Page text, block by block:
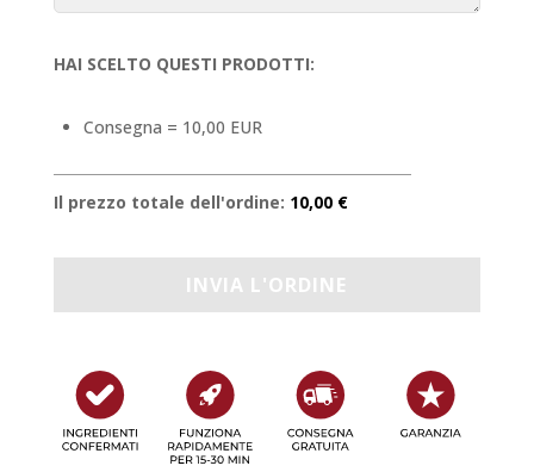
HAI SCELTO QUESTI PRODOTTI:
Consegna = 10,00 EUR
Il prezzo totale dell'ordine: 10,00 €